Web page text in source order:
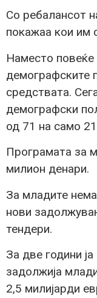
Со ребалансот
покажаа кои им
Наместо
демографските
средствата.
демографски
од 71 на само
Програмата за
милион денари.
За младите
нови
тендери.
За две години
задолжија
2,5 милијарди